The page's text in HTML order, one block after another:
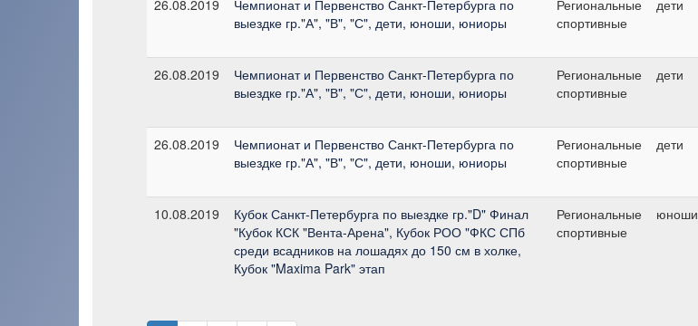
26.08.2019
Чемпионат и Первенство Санкт-Петербурга по
выездке гр."А", "В", "С", дети, юноши, юниоры
Региональные
спортивные
дети
26.08.2019
Чемпионат и Первенство Санкт-Петербурга по
выездке гр."А", "В", "С", дети, юноши, юниоры
Региональные
спортивные
дети
26.08.2019
Чемпионат и Первенство Санкт-Петербурга по
выездке гр."А", "В", "С", дети, юноши, юниоры
Региональные
спортивные
дети
10.08.2019
Кубок Санкт-Петербурга по выездке гр."D" Финал
"Кубок КСК "Вента-Арена", Кубок РОО "ФКС СПб
среди всадников на лошадях до 150 см в холке,
Кубок "Maxima Park" этап
Региональные
спортивные
юноши